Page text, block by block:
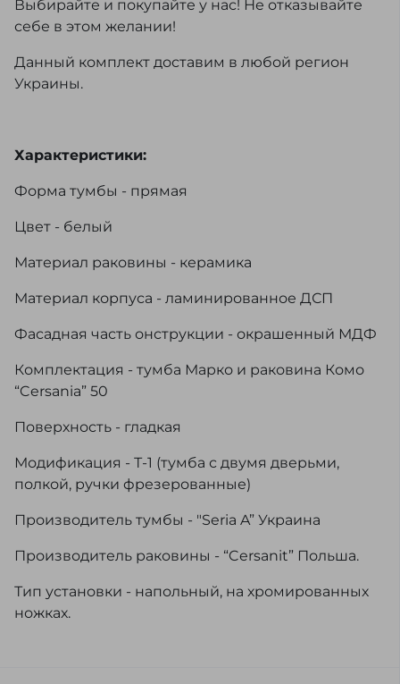
Выбирайте и покупайте у нас! Не отказывайте
себе в этом желании!
Данный комплект доставим в любой регион
Украины.
Характеристики:
Форма тумбы - прямая
Цвет - белый
Материал раковины - керамика
Материал корпуса - ламинированное ДСП
Фасадная часть онструкции - окрашенный МДФ
Комплектация - тумба Марко и раковина Комо
“Cersania” 50
Поверхность - гладкая
Модификация - Т-1 (тумба с двумя дверьми,
полкой, ручки фрезерованные)
Производитель тумбы - "Seria A” Украина
Производитель раковины - “Cersanit” Польша.
Тип установки - напольный, на хромированных
ножках.